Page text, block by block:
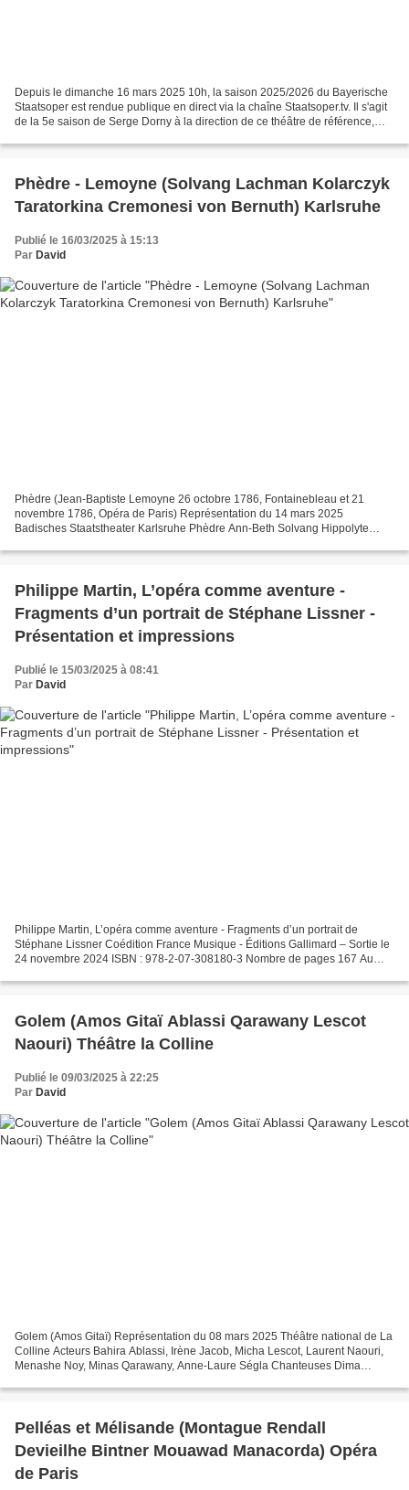
Depuis le dimanche 16 mars 2025 10h, la saison 2025/2026 du Bayerische
Staatsoper est rendue publique en direct via la chaîne Staatsoper.tv. Il s'agit
de la 5e saison de Serge Dorny à la direction de ce théâtre de référence,
Phèdre - Lemoyne (Solvang Lachman Kolarczyk
Taratorkina Cremonesi von Bernuth) Karlsruhe
Publié le 16/03/2025 à 15:13
Par David
Phèdre (Jean-Baptiste Lemoyne 26 octobre 1786, Fontainebleau et 21
novembre 1786, Opéra de Paris) Représentation du 14 mars 2025
Badisches Staatstheater Karlsruhe Phèdre Ann-Beth Solvang Hippolyte
Philippe Martin, L’opéra comme aventure -
Fragments d’un portrait de Stéphane Lissner -
Présentation et impressions
Publié le 15/03/2025 à 08:41
Par David
Philippe Martin, L’opéra comme aventure - Fragments d’un portrait de
Stéphane Lissner Coédition France Musique - Éditions Gallimard – Sortie le
24 novembre 2024 ISBN : 978-2-07-308180-3 Nombre de pages 167 Au
Golem (Amos Gitaï Ablassi Qarawany Lescot
Naouri) Théâtre la Colline
Publié le 09/03/2025 à 22:25
Par David
Golem (Amos Gitaï) Représentation du 08 mars 2025 Théâtre national de La
Colline Acteurs Bahira Ablassi, Irène Jacob, Micha Lescot, Laurent Naouri,
Menashe Noy, Minas Qarawany, Anne-Laure Ségla Chanteuses Dima
Pelléas et Mélisande (Montague Rendall
Devieilhe Bintner Mouawad Manacorda) Opéra
de Paris